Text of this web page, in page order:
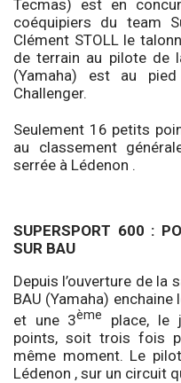
Tecmas) est en
coéquipiers du team
Clément STOLL le
de terrain au pilote de
(Yamaha) est au
Challenger.
Seulement 16 petits
au classement
serrée à Lédenon .
SUPERSPORT 600 :
SUR BAU
Depuis l’ouverture de la
BAU (Yamaha)
et une 3ème
place, le
points, soit trois fois
même moment. Le
Lédenon , sur un circuit